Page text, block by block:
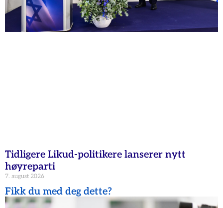
Tidligere Likud-politikere lanserer nytt
høyreparti
7. august 2026
Fikk du med deg dette?